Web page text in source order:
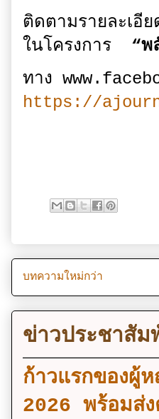
ติดตามรายละเอี
ในโครงการ
“พ
ทาง
https://
บทความใหม่กว่า
ข่าวประชาสัม
ก้าวแรกของ
2026 พร้อม